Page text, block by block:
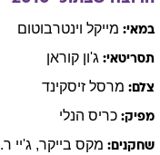
במאי: מייקל וינטרבוטום
תסריטאי: ג'ון קוראן
צלם: מרסל זיסקינד
מפיק: כריס הנלי
שחקנים: מקס בייקר, ג'יי ר.